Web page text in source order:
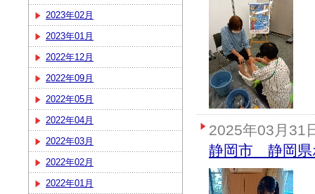
2023年02月
2023年01月
2022年12月
2022年09月
2022年05月
2022年04月
2022年03月
2022年02月
2022年01月
2025年03月31
静岡市 静岡県